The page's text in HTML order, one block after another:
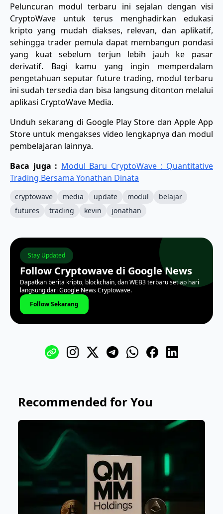
Peluncuran modul terbaru ini sejalan dengan visi
CryptoWave untuk terus menghadirkan edukasi
kripto yang mudah diakses, relevan, dan aplikatif,
sehingga trader pemula dapat membangun pondasi
yang kuat sebelum terjun lebih jauh ke pasar
derivatif. Bagi kamu yang ingin memperdalam
pengetahuan seputar future trading, modul terbaru
ini sudah tersedia dan bisa langsung ditonton melalui
aplikasi CryptoWave Media.
Unduh sekarang di Google Play Store dan Apple App
Store untuk mengakses video lengkapnya dan modul
pembelajaran lainnya.
Baca juga : Modul Baru CryptoWave : Quantitative
Trading Bersama Yonathan Dinata
cryptowave media update modul
belajar
futures
trading kevin jonathan
Stay Updated
Follow Cryptowave di Google News
Dapatkan berita kripto, blockchain, dan WEB3 terbaru setiap hari
langsung dari Google News Cryptowave.
Follow Sekarang
Recommended for You